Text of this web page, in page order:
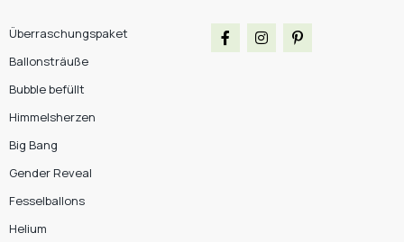
Überraschungspaket
Ballonsträuße
Bubble befüllt
Himmelsherzen
Big Bang
Gender Reveal
Fesselballons
Helium